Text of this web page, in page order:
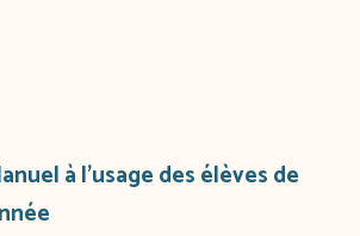
à l’usage des élèves de